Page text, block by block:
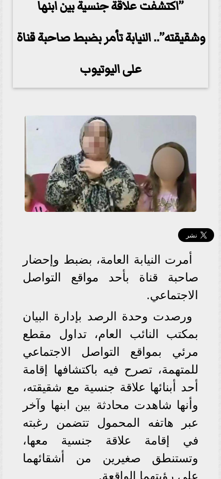
”اكتشفت علاقة جنسية بين ابنها
وشقيقته”.. النيابة تأمر بضبط صاحبة قناة
على اليوتيوب
أمرت النيابة العامة، بضبط وإحضار
صاحبة قناة بأحد مواقع التواصل
الاجتماعي.
ورصدت وحدة الرصد بإدارة البيان
بمكتب النائب العام، تداول مقطع
مرئي بمواقع التواصل الاجتماعي
للمتهمة، تصرح فيه باكتشافها إقامة
أحد أبنائها علاقة جنسية مع شقيقته،
وأنها شاهدت محادثة بين ابنها وآخر
عبر هاتفه المحمول تتضمن رغبته
في إقامة علاقة جنسية معها،
وتستنطق صغيرين من أشقائهما
على رؤيتهما الواقعة.